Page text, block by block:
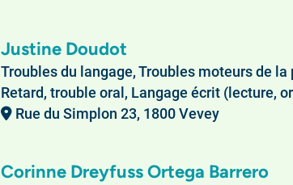
Justine Doudot
Troubles du langage, Troubles moteurs de
Retard, trouble oral, Langage écrit (lecture,
Rue du Simplon 23, 1800 Vevey
Corinne Dreyfuss Ortega Barrero